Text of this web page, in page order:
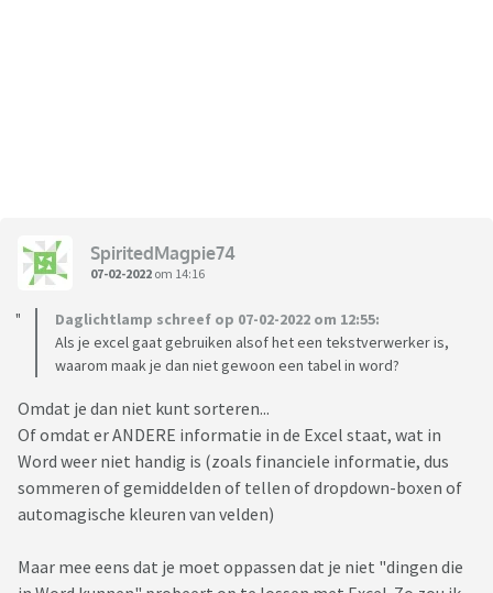
SpiritedMagpie74
07-02-2022 om 14:16
Daglichtlamp schreef op 07-02-2022 om 12:55:
Als je excel gaat gebruiken alsof het een tekstverwerker is,
waarom maak je dan niet gewoon een tabel in word?
Omdat je dan niet kunt sorteren...
Of omdat er ANDERE informatie in de Excel staat, wat in
Word weer niet handig is (zoals financiele informatie, dus
sommeren of gemiddelden of tellen of dropdown-boxen of
automagische kleuren van velden)
Maar mee eens dat je moet oppassen dat je niet "dingen die